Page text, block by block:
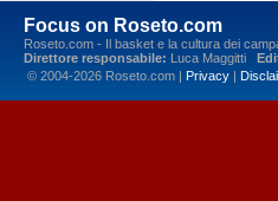
Focus on Roseto.com
Roseto.com - Il basket e la cultura dei
Direttore responsabile: Luca Maggitti
© 2004-2026 Roseto.com | Privacy |